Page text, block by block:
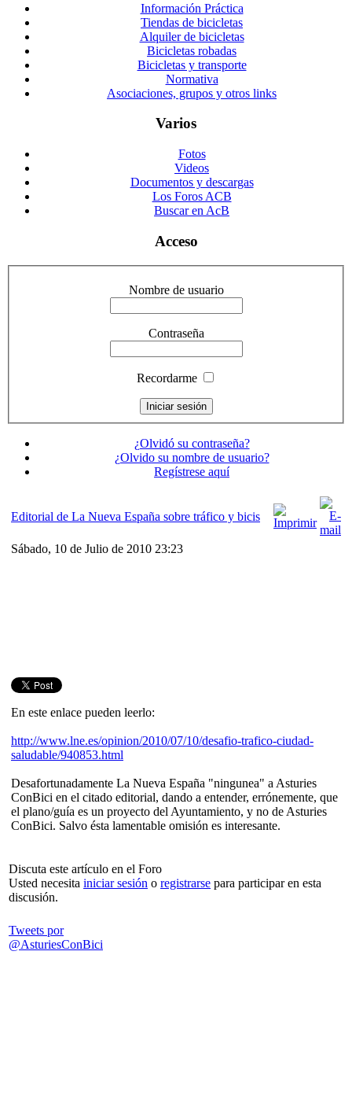
Información Práctica
Tiendas de bicicletas
Alquiler de bicicletas
Bicicletas robadas
Bicicletas y transporte
Normativa
Asociaciones, grupos y otros links
Varios
Fotos
Videos
Documentos y descargas
Los Foros ACB
Buscar en AcB
Acceso
Nombre de usuario
Contraseña
Recordarme
¿Olvidó su contraseña?
¿Olvido su nombre de usuario?
Regístrese aquí
Editorial de La Nueva España sobre tráfico y bicis
Sábado, 10 de Julio de 2010 23:23
En este enlace pueden leerlo:
http://www.lne.es/opinion/2010/07/10/desafio-trafico-ciudad-
saludable/940853.html
Desafortunadamente La Nueva España "ningunea" a Asturies
ConBici en el citado editorial, dando a entender, errónemente, que
el plano/guía es un proyecto del Ayuntamiento, y no de Asturies
ConBici. Salvo ésta lamentable omisión es interesante.
Discuta este artículo en el Foro
Usted necesita iniciar sesión o registrarse para participar en esta
discusión.
Tweets por
@AsturiesConBici